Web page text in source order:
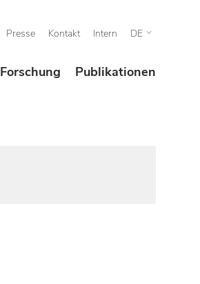
Presse Kontakt Intern DE
Forschung Publikationen